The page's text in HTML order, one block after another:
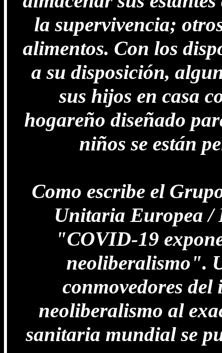
la supervivencia;
alimentos. Con los
a su disposición,
sus hijos en casa
hogareño diseñado
niños se están
Como escribe el
Unitaria Europea /
"COVID-19
neoliberalismo".
conmovedores
neoliberalismo al
sanitaria mundial se